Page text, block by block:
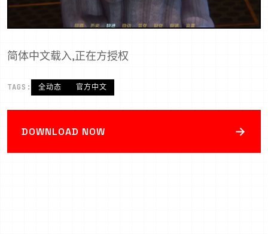
简体中文载入,正在方授权
TAGS: 全动态 官方中文
DOWNLOAD NOW →